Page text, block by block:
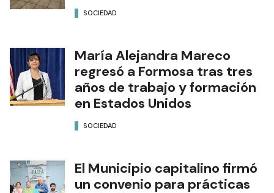
SOCIEDAD
María Alejandra Mareco
regresó a Formosa tras tres
años de trabajo y formación
en Estados Unidos
SOCIEDAD
El Municipio capitalino firmó
un convenio para prácticas